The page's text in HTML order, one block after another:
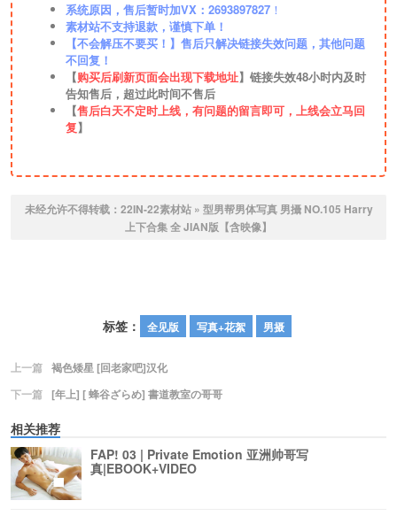
系统原因，售后暂时加VX：2693897827 ！
素材站不支持退款，谨慎下单！
【不会解压不要买！】售后只解决链接失效问题，其他问题
不回复！
【购买后刷新页面会出现下载地址】链接失效48小时内及时
告知售后，超过此时间不售后
【售后白天不定时上线，有问题的留言即可，上线会立马回
复】
未经允许不得转载： 22IN-22素材站» 型男帮男体写真 男攝 NO.105 Harry
上下合集 全 JIAN版【含映像】
标签： 全见版 写真+花絮 男摄
上一篇 褐色矮星 [回老家吧]汉化
下一篇
[年上] [ 蜂谷ざらめ] 書道教室の哥哥
相关推荐
FAP! 03 | Private Emotion 亚洲帅哥写
真|EBOOK+VIDEO